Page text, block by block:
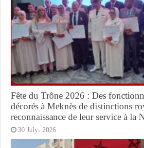
Fête du Trône 2026 : Des
décorés à Meknès de distinctions
reconnaissance de leur service à la
30 July، 2026